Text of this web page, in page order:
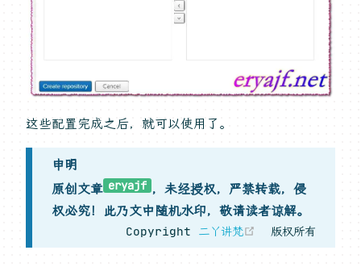
这些配置完成之后，就可以使用了。
申明
原创文章 eryajf ，未经授权，严禁转载，侵
权必究！此乃文中随机水印，敬请读者谅解。
Copyright 二丫讲梵 (opens new
版权所有